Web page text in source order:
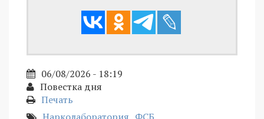
06/08/2026 - 18:19
Повестка дня
Печать
Нарколаборатория ФСБ